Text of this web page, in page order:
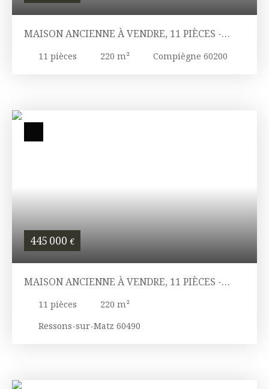
MAISON ANCIENNE À VENDRE, 11 PIÈCES -
11 pièces 220 m² Compiègne 60200
445 000 €
MAISON ANCIENNE À VENDRE, 11 PIÈCES -
11 pièces 220 m²
Ressons-sur-Matz 60490